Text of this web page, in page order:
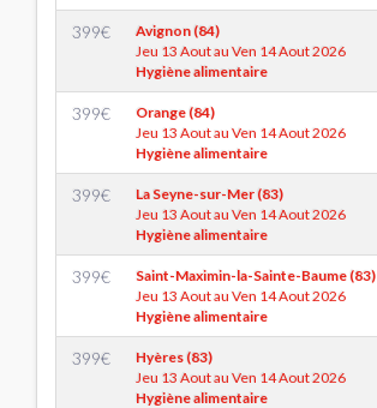
399€
Avignon (84)
Jeu 13 Aout au Ven 14 Aout 2026
Hygiène alimentaire
399€
Orange (84)
Jeu 13 Aout au Ven 14 Aout 2026
Hygiène alimentaire
399€
La Seyne-sur-Mer (83)
Jeu 13 Aout au Ven 14 Aout 2026
Hygiène alimentaire
399€
Saint-Maximin-la-Sainte-Baume (83)
Jeu 13 Aout au Ven 14 Aout 2026
Hygiène alimentaire
399€
Hyères (83)
Jeu 13 Aout au Ven 14 Aout 2026
Hygiène alimentaire